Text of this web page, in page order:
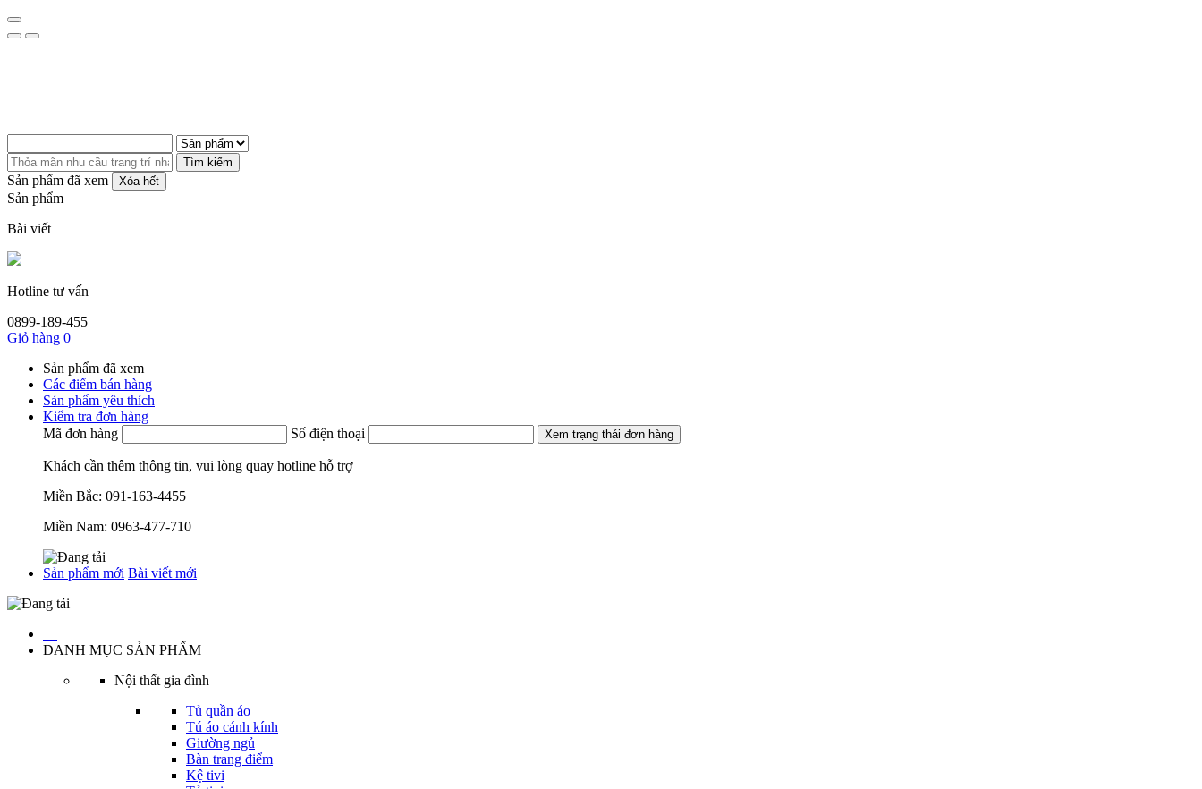
Tìm kiếm
Sản phẩm đã xem Xóa hết
Sản phẩm
Bài viết
Hotline tư vấn
0899-189-455
Giỏ hàng 0
Sản phẩm đã xem
Các điểm bán hàng
Sản phẩm yêu thích
Kiểm tra đơn hàng
Mã đơn hàng
Số điện thoại Xem trạng thái đơn hàng
Khách cần thêm thông tin, vui lòng quay hotline hỗ trợ
Miền Bắc: 091-163-4455
Miền Nam: 0963-477-710
Sản phẩm mới Bài viết mới
DANH MỤC SẢN PHẨM
Nội thất gia đình
Tủ quần áo
Tú áo cánh kính
Giường ngủ
Bàn trang điểm
Kệ tivi